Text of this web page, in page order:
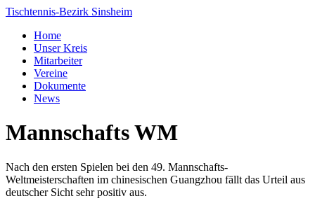
Tischtennis-Bezirk Sinsheim
Home
Unser Kreis
Mitarbeiter
Vereine
Dokumente
News
Mannschafts WM
Nach den ersten Spielen bei den 49. Mannschafts-
Weltmeisterschaften im chinesischen Guangzhou fällt das Urteil aus
deutscher Sicht sehr positiv aus.